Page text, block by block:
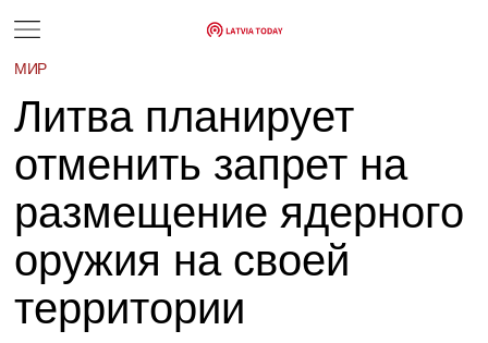
МИР
Литва планирует
отменить запрет на
размещение ядерного
оружия на своей
территории